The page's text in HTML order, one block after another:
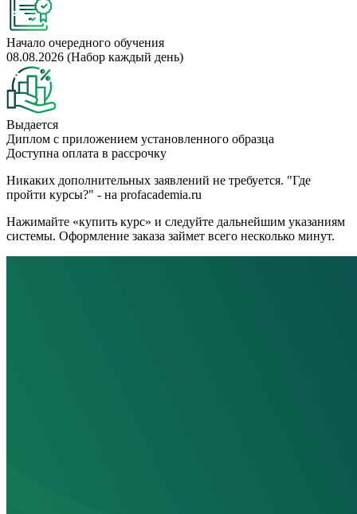
Начало очередного обучения
08.08.2026 (Набор каждый день)
Выдается
Диплом с приложением установленного образца
Доступна оплата в рассрочку
Никаких дополнительных заявлений не требуется. "Где
пройти курсы?" - на profacademia.ru
Нажимайте «купить курс» и следуйте дальнейшим указаниям
системы. Оформление заказа займет всего несколько минут.